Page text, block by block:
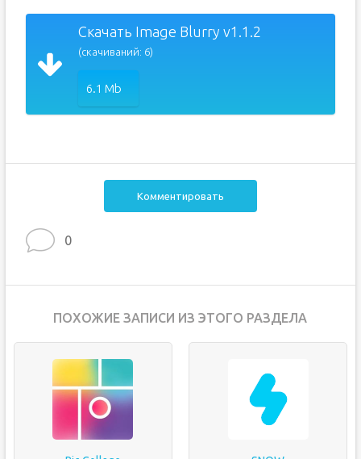
Скачать Image Blurry v1.1.2
(скачиваний: 6)
6.1 Mb
Комментировать
0
ПОХОЖИЕ ЗАПИСИ ИЗ ЭТОГО РАЗДЕЛА